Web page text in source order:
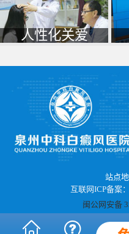
人性化关爱
站点
互联网ICP备案
闽公网安备